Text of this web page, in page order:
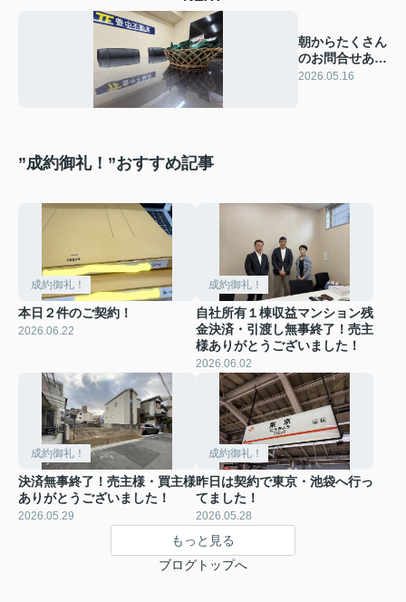
朝からたくさん
のお問合せあり
がとうございま
2026.05.16
”成約御礼！”おすすめ記事
成約御礼！
本日２件のご契約！
2026.06.22
成約御礼！
自社所有１棟収益マンション残
金決済・引渡し無事終了！売主
様ありがとうございました！
2026.06.02
成約御礼！
決済無事終了！売主様・買主様
ありがとうございました！
2026.05.29
成約御礼！
昨日は契約で東京・池袋へ行っ
てました！
2026.05.28
もっと見る
ブログトップへ